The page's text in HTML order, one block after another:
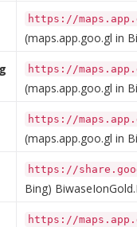
https://
(maps.app.goo.gl in
https://
(maps.app.goo.gl in
https://
(maps.app.goo.gl in
https://
Bing)
https://